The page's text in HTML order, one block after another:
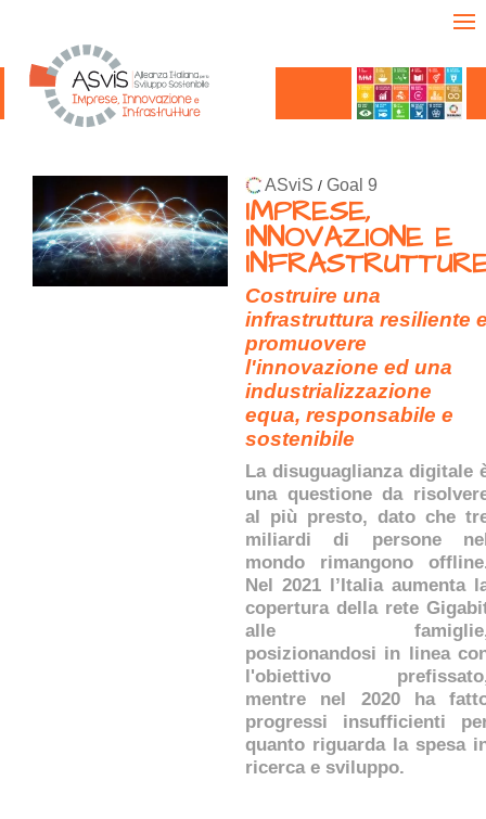
ASviS / Goal 9
IMPRESE,
INNOVAZIONE E
Costruire una
infrastruttura resiliente
promuovere
l'innovazione ed una
industrializzazione
equa, responsabile e
sostenibile
La disuguaglianza digitale
una questione da
al più presto, dato che
miliardi di persone
mondo rimangono
Nel 2021 l’Italia aumenta
copertura della rete
alle
posizionandosi in linea
l'obiettivo
mentre nel 2020 ha
progressi insufficienti
quanto riguarda la spesa
ricerca e sviluppo.